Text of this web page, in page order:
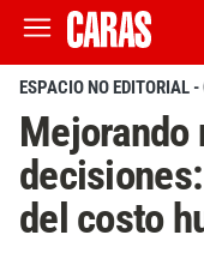
ESPACIO NO EDITORIAL
Mejorando
del costo